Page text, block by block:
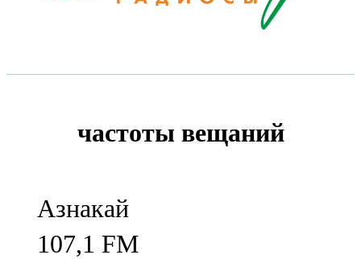
частоты вещаний
Азнакай
107,1 FM